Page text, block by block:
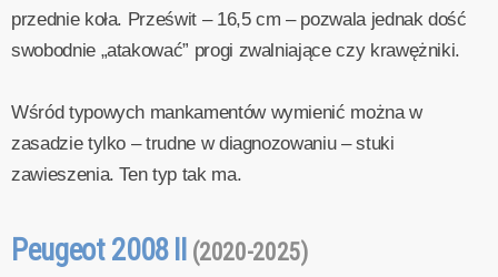
przednie koła. Prześwit – 16,5 cm – pozwala jednak dość
swobodnie „atakować” progi zwalniające czy krawężniki.
Wśród typowych mankamentów wymienić można w
zasadzie tylko – trudne w diagnozowaniu – stuki
zawieszenia. Ten typ tak ma.
Peugeot 2008 II (2020-2025)